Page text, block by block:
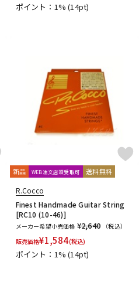
ポイント：1%(14pt)
新品 WEB注文店頭受取可 送料無料
R.Cocco
Finest Handmade Guitar String
[RC10 (10-46)]
メーカー希望小売価格 ¥2,640
（税込）
販売価格¥1,584(税込)
ポイント：1%(14pt)